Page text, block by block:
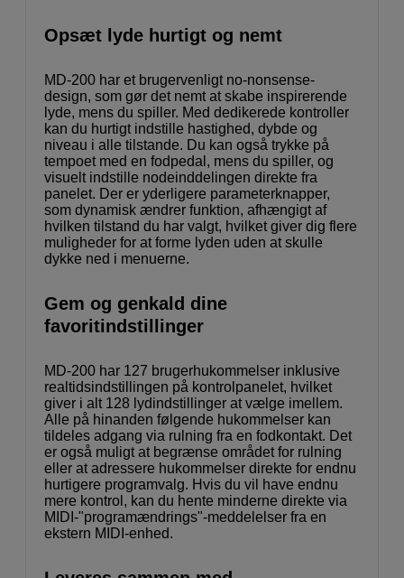
Opsæt lyde hurtigt og nemt
MD-200 har et brugervenligt no-nonsense-
design, som gør det nemt at skabe inspirerende
lyde, mens du spiller. Med dedikerede kontroller
kan du hurtigt indstille hastighed, dybde og
niveau i alle tilstande. Du kan også trykke på
tempoet med en fodpedal, mens du spiller, og
visuelt indstille nodeinddelingen direkte fra
panelet. Der er yderligere parameterknapper,
som dynamisk ændrer funktion, afhængigt af
hvilken tilstand du har valgt, hvilket giver dig flere
muligheder for at forme lyden uden at skulle
dykke ned i menuerne.
Gem og genkald dine
favoritindstillinger
MD-200 har 127 brugerhukommelser inklusive
realtidsindstillingen på kontrolpanelet, hvilket
giver i alt 128 lydindstillinger at vælge imellem.
Alle på hinanden følgende hukommelser kan
tildeles adgang via rulning fra en fodkontakt. Det
er også muligt at begrænse området for rulning
eller at adressere hukommelser direkte for endnu
hurtigere programvalg. Hvis du vil have endnu
mere kontrol, kan du hente minderne direkte via
MIDI-"programændrings"-meddelelser fra en
ekstern MIDI-enhed.